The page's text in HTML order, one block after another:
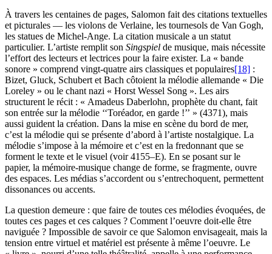
À travers les centaines de pages, Salomon fait des citations textuelles
et picturales — les violons de Verlaine, les tournesols de Van Gogh,
les statues de Michel-Ange. La citation musicale a un statut
particulier. L’artiste remplit son Singspiel de musique, mais nécessite
l’effort des lecteurs et lectrices pour la faire exister. La « bande
sonore » comprend vingt-quatre airs classiques et populaires[18] :
Bizet, Gluck, Schubert et Bach côtoient la mélodie allemande « Die
Loreley » ou le chant nazi « Horst Wessel Song ». Les airs
structurent le récit : « Amadeus Daberlohn, prophète du chant, fait
son entrée sur la mélodie ‘‘Toréador, en garde !’’ » (4371), mais
aussi guident la création. Dans la mise en scène du bord de mer,
c’est la mélodie qui se présente d’abord à l’artiste nostalgique. La
mélodie s’impose à la mémoire et c’est en la fredonnant que se
forment le texte et le visuel (voir 4155–E). En se posant sur le
papier, la mémoire-musique change de forme, se fragmente, ouvre
des espaces. Les médias s’accordent ou s’entrechoquent, permettent
dissonances ou accents.
La question demeure : que faire de toutes ces mélodies évoquées, de
toutes ces pages et ces calques ? Comment l’oeuvre doit-elle être
naviguée ? Impossible de savoir ce que Salomon envisageait, mais la
tension entre virtuel et matériel est présente à même l’oeuvre. Le